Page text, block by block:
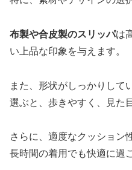
布製や合皮製のスリッパは
い上品な印象を与えます。
また、形状がしっかりして
選ぶと、歩きやすく、見た
さらに、適度なクッション
長時間の着用でも快適に過